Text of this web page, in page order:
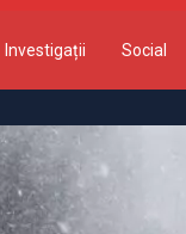
Investigații Social